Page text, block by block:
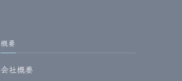
概要
会社概要